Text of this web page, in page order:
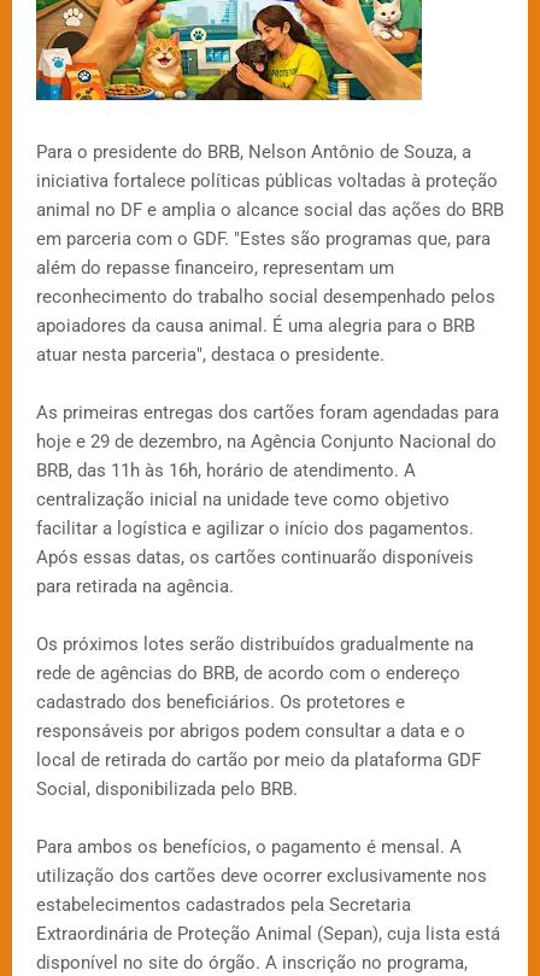
Para o presidente do BRB, Nelson Antônio de Souza, a
iniciativa fortalece políticas públicas voltadas à proteção
animal no DF e amplia o alcance social das ações do BRB
em parceria com o GDF. "Estes são programas que, para
além do repasse financeiro, representam um
reconhecimento do trabalho social desempenhado pelos
apoiadores da causa animal. É uma alegria para o BRB
atuar nesta parceria", destaca o presidente.
As primeiras entregas dos cartões foram agendadas para
hoje e 29 de dezembro, na Agência Conjunto Nacional do
BRB, das 11h às 16h, horário de atendimento. A
centralização inicial na unidade teve como objetivo
facilitar a logística e agilizar o início dos pagamentos.
Após essas datas, os cartões continuarão disponíveis
para retirada na agência.
Os próximos lotes serão distribuídos gradualmente na
rede de agências do BRB, de acordo com o endereço
cadastrado dos beneficiários. Os protetores e
responsáveis por abrigos podem consultar a data e o
local de retirada do cartão por meio da plataforma GDF
Social, disponibilizada pelo BRB.
Para ambos os benefícios, o pagamento é mensal. A
utilização dos cartões deve ocorrer exclusivamente nos
estabelecimentos cadastrados pela Secretaria
Extraordinária de Proteção Animal (Sepan), cuja lista está
disponível no site do órgão. A inscrição no programa,